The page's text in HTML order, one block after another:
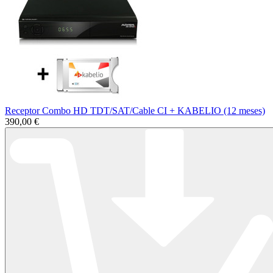
Receptor Combo HD TDT/SAT/Cable CI + KABELIO (12 meses)
390,00 €